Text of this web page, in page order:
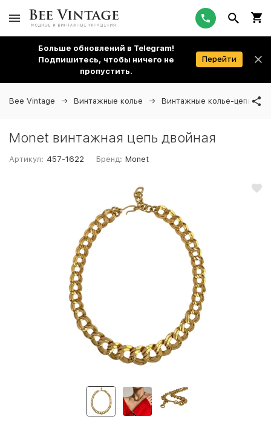
Больше обновлений в Telegram!
Подпишитесь, чтобы ничего не
пропустить.
Перейти
Bee Vintage Винтажные колье Винтажные колье-цепи
Monet винтажная цепь двойная
Артикул: 457-1622 Бренд: Monet